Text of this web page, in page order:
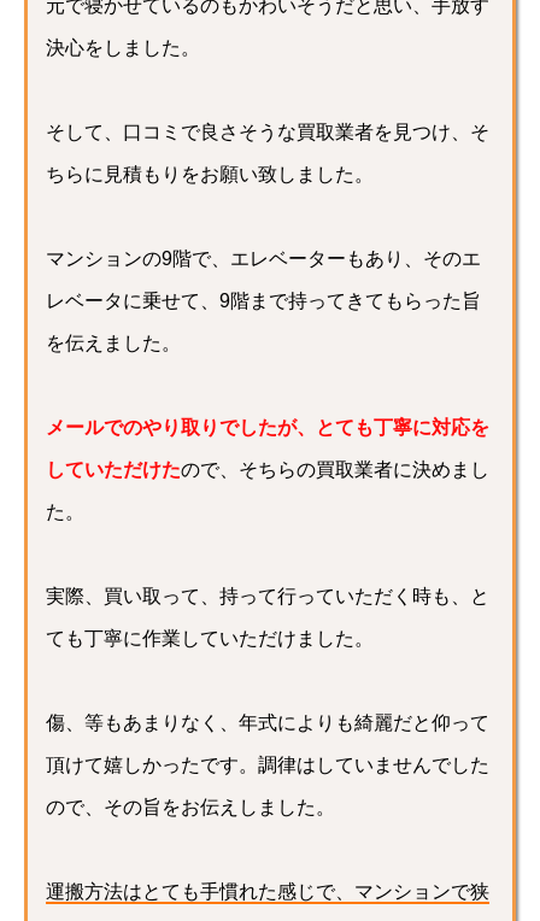
元で寝かせているのもかわいそうだと思い、手放す
決心をしました。
そして、口コミで良さそうな買取業者を見つけ、そ
ちらに見積もりをお願い致しました。
マンションの9階で、エレベーターもあり、そのエ
レベータに乗せて、9階まで持ってきてもらった旨
を伝えました。
メールでのやり取りでしたが、とても丁寧に対応を
していただけたので、そちらの買取業者に決めまし
た。
実際、買い取って、持って行っていただく時も、と
ても丁寧に作業していただけました。
傷、等もあまりなく、年式によりも綺麗だと仰って
頂けて嬉しかったです。調律はしていませんでした
ので、その旨をお伝えしました。
運搬方法はとても手慣れた感じで、マンションで狭